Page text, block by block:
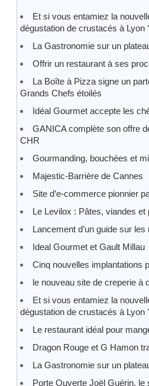
Et si vous entamiez la
dégustation de crustacés à Lyon
La Gastronomie sur un
Offrir un restaurant à ses
La Boîte à Pizza signe un
Grands Chefs étoilés
Idéal Gourmet accepte les
GANICA complète son offre
CHR
Gourmanding, bouchées et
Majestic-Barrière de Cannes
Site d’e-commerce pionnier
Le Levilox : Pâtes, viandes
Lancement d’un guide sur
Ideal Gourmet et Gault Millau
Cinq nouvelles implantations
le nouveau site de creperie à
Et si vous entamiez la
dégustation de crustacés à Lyon
Le restaurant idéal pour
Dragon Rouge et G Hamon
La Gastronomie sur un
Porte Ouverte Joël Guérin, le